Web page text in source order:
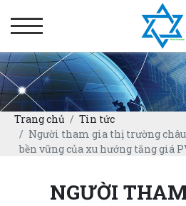
Trang chủ
Tin tức
Người tham gia thị trường
bền vững của xu hướng tăng giá
NGƯỜI